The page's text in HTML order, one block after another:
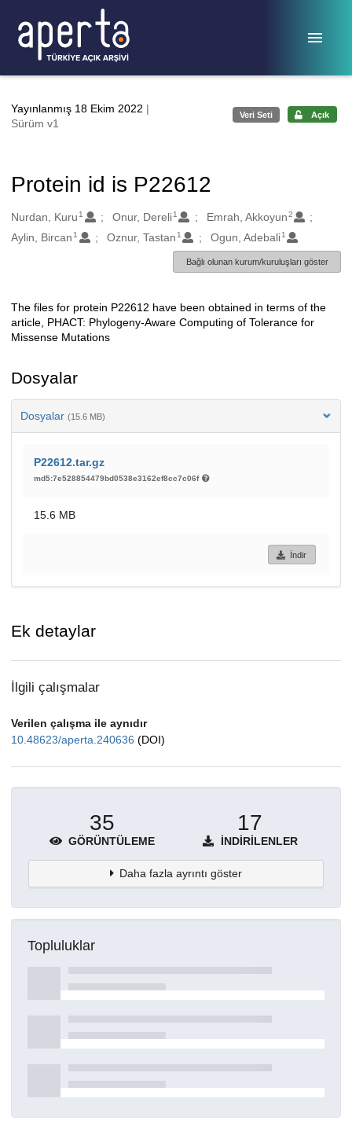
Yayınlanmış 18 Ekim 2022 |
Sürüm v1
Veri Seti Açık
Protein id is P22612
Oluşturanlar
Nurdan, Kuru 1 Onur, Dereli 1 Emrah, Akkoyun2
Aylin, Bircan 1 Oznur, Tastan 1 Ogun, Adebali 1
Bağlı olunan kurum/kuruluşları göster
Açıklama
The files for protein P22612 have been obtained in terms of the
article, PHACT: Phylogeny-Aware Computing of Tolerance for
Missense Mutations
Dosyalar
Dosyalar (15.6 MB)
P22612.tar.gz
md5:7e528854479bd0538e3162ef8cc7c06f
15.6 MB
İndir
Ek detaylar
İlgili çalışmalar
Verilen çalışma ile aynıdır
10.48623/aperta.240636 (DOI)
35
GÖRÜNTÜLEME
17
İNDIRILENLER
Daha fazla ayrıntı göster
Topluluklar